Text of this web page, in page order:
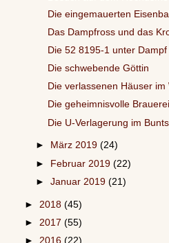
Die eingemauerten
Das Dampfross und das
Die 52 8195-1 unter
Die schwebende Göttin
Die verlassenen Häuser im
Die geheimnisvolle Brauerei
Die U-Verlagerung im
► März 2019(24)
► Februar 2019(22)
►Januar 2019(21)
► 2018 (45)
► 2017 (55)
► 2016 (22)